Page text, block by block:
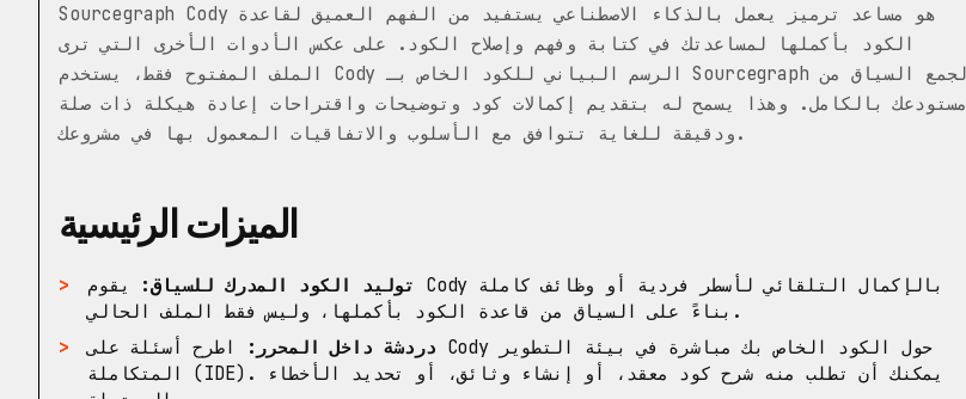
Sourcegraph Cody هو مساعد ترميز يعمل بالذكاء الاصطناعي يستفيد من الفهم العميق لقاعدة
الكود بأكملها لمساعدتك في كتابة وفهم وإصلاح الكود. على عكس الأدوات الأخرى التي ترى
الملف المفتوح فقط، يستخدم Cody الرسم البياني للكود الخاص بـ Sourcegraph لجمع السياق من
مستودعك بالكامل. وهذا يسمح له بتقديم إكمالات كود وتوضيحات واقتراحات إعادة هيكلة ذات صلة
ودقيقة للغاية تتوافق مع الأسلوب والاتفاقيات المعمول بها في مشروعك.
الميزات الرئيسية
توليد الكود المدرك للسياق:
يقوم Cody بالإكمال التلقائي لأسطر فردية أو وظائف كاملة
بناءً على السياق من قاعدة الكود بأكملها، وليس فقط الملف الحالي.
دردشة داخل المحرر:
اطرح أسئلة على Cody حول الكود الخاص بك مباشرة في بيئة التطوير
المتكاملة (IDE). يمكنك أن تطلب منه شرح كود معقد، أو إنشاء وثائق، أو تحديد الأخطاء